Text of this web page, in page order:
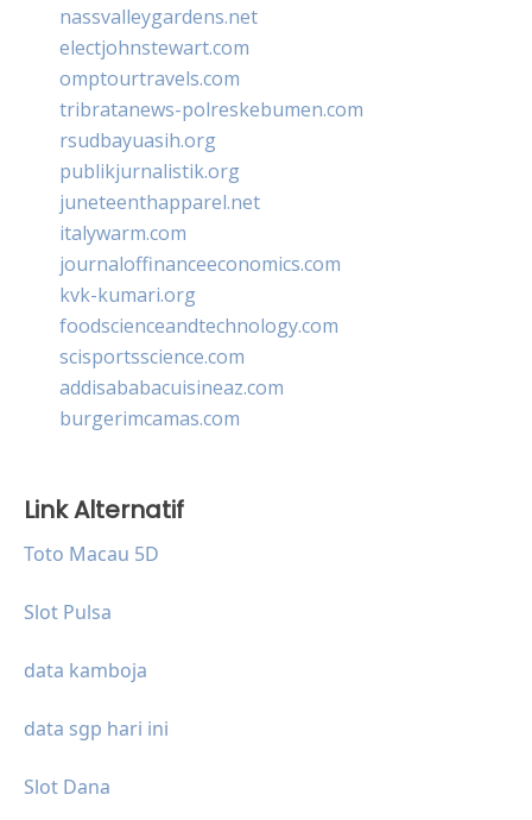
nassvalleygardens.net
electjohnstewart.com
omptourtravels.com
tribratanews-polreskebumen.com
rsudbayuasih.org
publikjurnalistik.org
juneteenthapparel.net
italywarm.com
journaloffinanceeconomics.com
kvk-kumari.org
foodscienceandtechnology.com
scisportsscience.com
addisababacuisineaz.com
burgerimcamas.com
Link Alternatif
Toto Macau 5D
Slot Pulsa
data kamboja
data sgp hari ini
Slot Dana